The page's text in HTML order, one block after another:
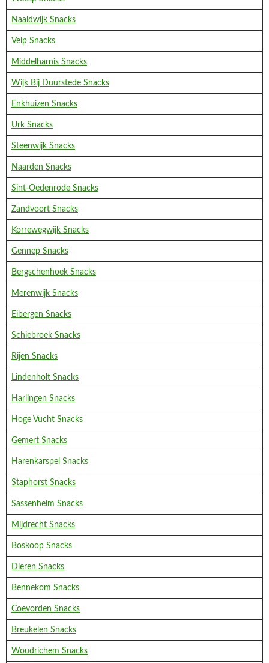
Naaldwijk Snacks
Velp Snacks
Middelharnis Snacks
Wijk Bij Duurstede Snacks
Enkhuizen Snacks
Urk Snacks
Steenwijk Snacks
Naarden Snacks
Sint-Oedenrode Snacks
Zandvoort Snacks
Korrewegwijk Snacks
Gennep Snacks
Bergschenhoek Snacks
Merenwijk Snacks
Eibergen Snacks
Schiebroek Snacks
Rijen Snacks
Lindenholt Snacks
Harlingen Snacks
Hoge Vucht Snacks
Gemert Snacks
Harenkarspel Snacks
Staphorst Snacks
Sassenheim Snacks
Mijdrecht Snacks
Boskoop Snacks
Dieren Snacks
Bennekom Snacks
Coevorden Snacks
Breukelen Snacks
Woudrichem Snacks